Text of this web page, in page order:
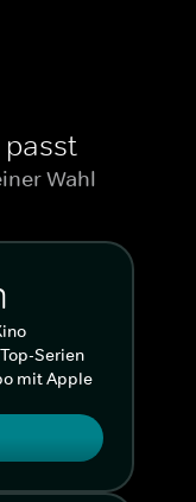
Wahl
Serien
mit Apple